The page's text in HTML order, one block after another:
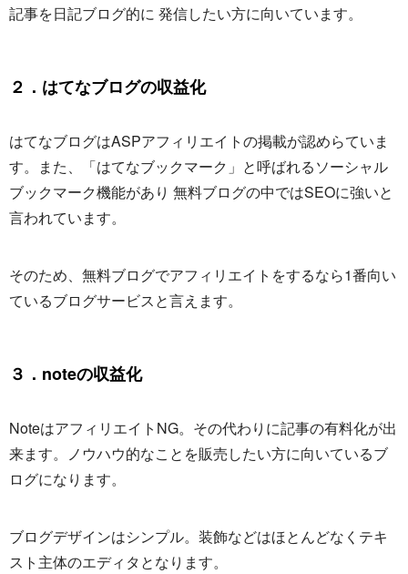
記事を日記ブログ的に 発信したい方に向いています。
２．はてなブログの収益化
はてなブログはASPアフィリエイトの掲載が認めらていま
す。また、「はてなブックマーク」と呼ばれるソーシャル
ブックマーク機能があり 無料ブログの中ではSEOに強いと
言われています。
そのため、無料ブログでアフィリエイトをするなら1番向い
ているブログサービスと言えます。
３．noteの収益化
NoteはアフィリエイトNG。その代わりに記事の有料化が出
来ます。ノウハウ的なことを販売したい方に向いているブ
ログになります。
ブログデザインはシンプル。装飾などはほとんどなくテキ
スト主体のエディタとなります。